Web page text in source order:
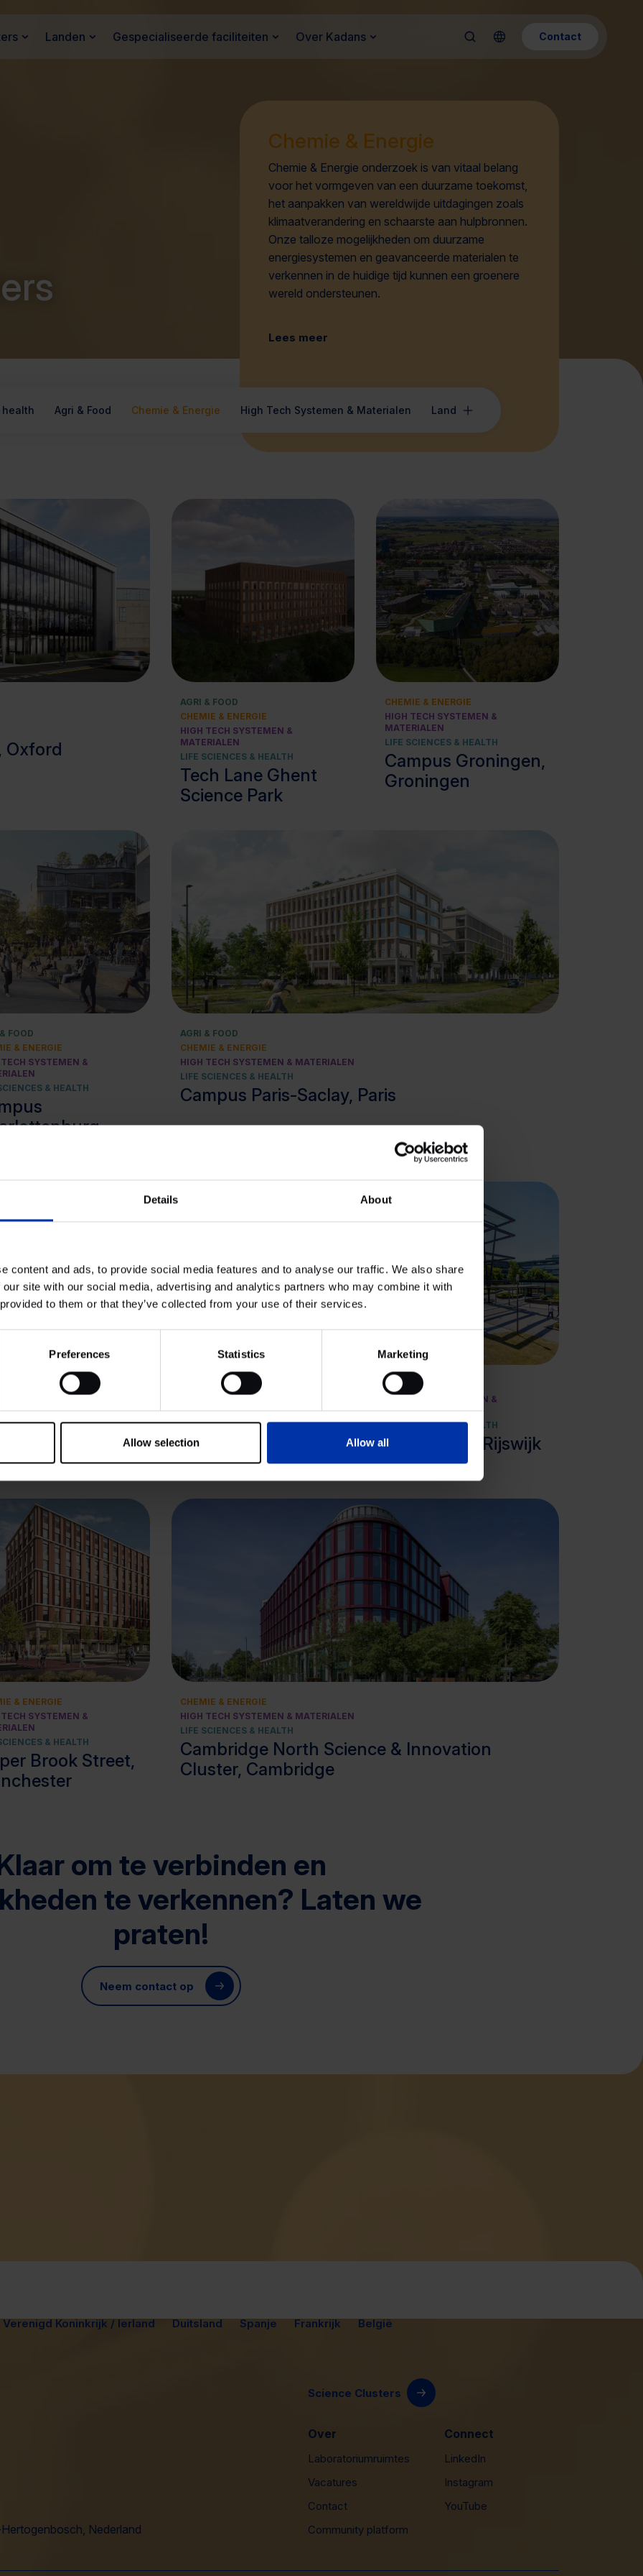
Details About
content and ads, to provide social media features and to analyse our traffic. We also share
site with our social media, advertising and analytics partners who may combine it with
to them or that they’ve collected from your use of their services.
Preferences Statistics Marketing
Allow selection Allow all
Landen Gespecialiseerde faciliteiten Over Kadans Contact
Chemie & Energie
Chemie & Energie onderzoek is van vitaal belang
voor het vormgeven van een duurzame toekomst,
het aanpakken van wereldwijde uitdagingen zoals
klimaatverandering en schaarste aan hulpbronnen.
Onze talloze mogelijkheden om duurzame
energiesystemen en geavanceerde materialen te
verkennen in de huidige tijd kunnen een groenere
wereld ondersteunen.
Lees meer
health Agri & Food Chemie & Energie High Tech Systemen & Materialen Land
Bekijk cluster
Oxford
AGRI & FOOD
CHEMIE & ENERGIE
HIGH TECH SYSTEMEN &
MATERIALEN
LIFE SCIENCES & HEALTH
Tech Lane Ghent
Science Park
Bekijk cluster
CHEMIE & ENERGIE
HIGH TECH SYSTEMEN &
MATERIALEN
LIFE SCIENCES & HEALTH
Campus Groningen,
Groningen
Bekijk cluster
FOOD
& ENERGIE
SYSTEMEN &
& HEALTH
Bekijk cluster
AGRI & FOOD
CHEMIE & ENERGIE
HIGH TECH SYSTEMEN & MATERIALEN
LIFE SCIENCES & HEALTH
Campus Paris-Saclay, Paris
Bekijk cluster
London
Bekijk cluster
CHEMIE & ENERGIE
MATERIALEN
LIFE SCIENCES & HEALTH
Abingdon Science
Park, Oxford
Bekijk cluster
CHEMIE & ENERGIE
HIGH TECH SYSTEMEN &
MATERIALEN
LIFE SCIENCES & HEALTH
At the Park, Rijswijk
Bekijk cluster
& ENERGIE
SYSTEMEN &
& HEALTH
Brook Street,
Bekijk cluster
CHEMIE & ENERGIE
HIGH TECH SYSTEMEN & MATERIALEN
LIFE SCIENCES & HEALTH
Cambridge North Science & Innovation
Cluster, Cambridge
om te verbinden en
te verkennen? Laten we
praten!
Neem contact op
Verenigd Koninkrijk / Ierland Duitsland Spanje Frankrijk België
Nederland
Science Clusters
Over
Laboratoriumruimtes
Vacatures
Contact
Community platform
Connect
LinkedIn
Instagram
YouTube